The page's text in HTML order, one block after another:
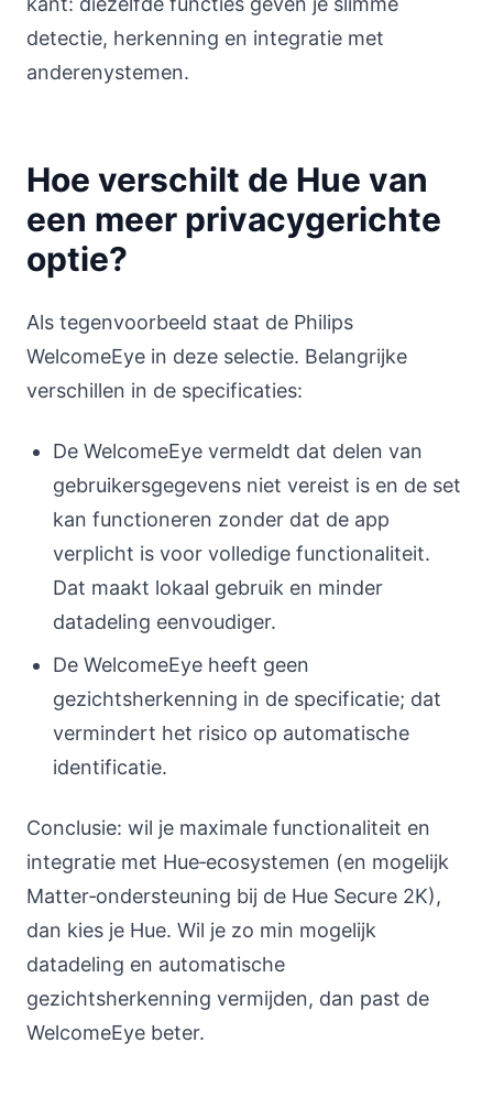
detectie, herkenning en integratie met
anderenystemen.
Hoe verschilt de Hue van
een meer privacygerichte
optie?
Als tegenvoorbeeld staat de Philips
WelcomeEye in deze selectie. Belangrijke
verschillen in de specificaties:
De WelcomeEye vermeldt dat delen van
gebruikersgegevens niet vereist is en de set
kan functioneren zonder dat de app
verplicht is voor volledige functionaliteit.
Dat maakt lokaal gebruik en minder
datadeling eenvoudiger.
De WelcomeEye heeft geen
gezichtsherkenning in de specificatie; dat
vermindert het risico op automatische
identificatie.
Conclusie: wil je maximale functionaliteit en
integratie met Hue‑ecosystemen (en mogelijk
Matter‑ondersteuning bij de Hue Secure 2K),
dan kies je Hue. Wil je zo min mogelijk
datadeling en automatische
gezichtsherkenning vermijden, dan past de
WelcomeEye beter.